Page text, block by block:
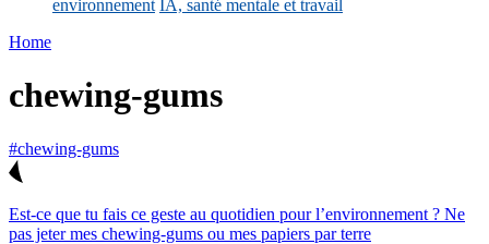
environnement IA, santé mentale et travail
Home
chewing-gums
#chewing-gums
Est-ce que tu fais ce geste au quotidien pour l’environnement ? Ne
pas jeter mes chewing-gums ou mes papiers par terre